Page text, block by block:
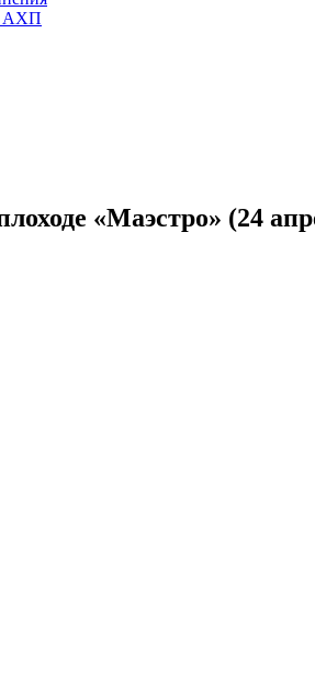
АХП
«Маэстро» (24